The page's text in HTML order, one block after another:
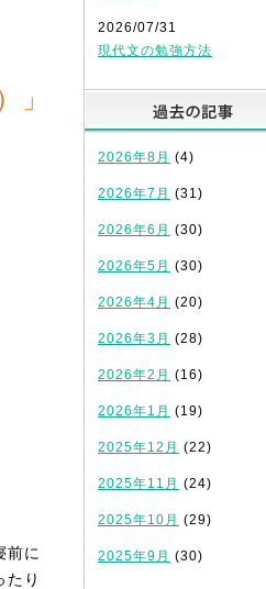
」
前に
たり
2026/07/31
現代文の勉強方法
2026年8月 (4)
2026年7月 (31)
2026年6月 (30)
2026年5月 (30)
2026年4月 (20)
2026年3月 (28)
2026年2月 (16)
2026年1月 (19)
2025年12月 (22)
2025年11月 (24)
2025年10月 (29)
2025年9月 (30)